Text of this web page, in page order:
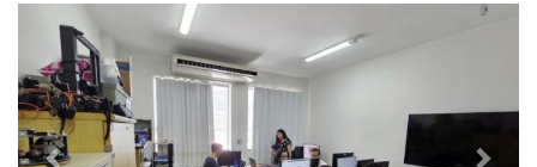
Previous Next